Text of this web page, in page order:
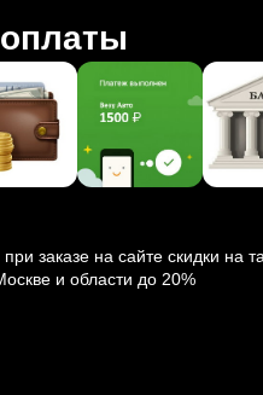
заказе на сайте скидки на
и области до 20%